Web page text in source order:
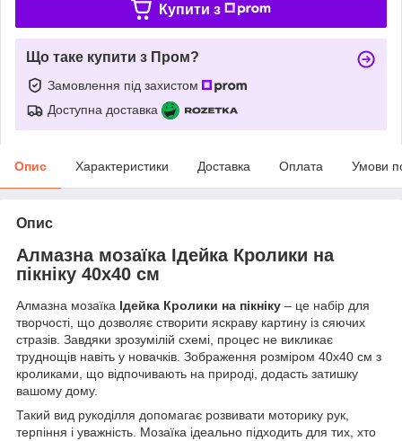
Купити з
Що таке купити з Пром?
Замовлення під захистом
Доступна доставка
Опис Характеристики Доставка Оплата Умови
Опис
Алмазна мозаїка Ідейка Кролики на
пікніку 40х40 см
Алмазна мозаїка Ідейка Кролики на пікніку – це набір для
творчості, що дозволяє створити яскраву картину із сяючих
стразів. Завдяки зрозумілій схемі, процес не викликає
труднощів навіть у новачків. Зображення розміром 40х40 см з
кроликами, що відпочивають на природі, додасть затишку
вашому дому.
Такий вид рукоділля допомагає розвивати моторику рук,
терпіння і уважність. Мозаїка ідеально підходить для тих, хто